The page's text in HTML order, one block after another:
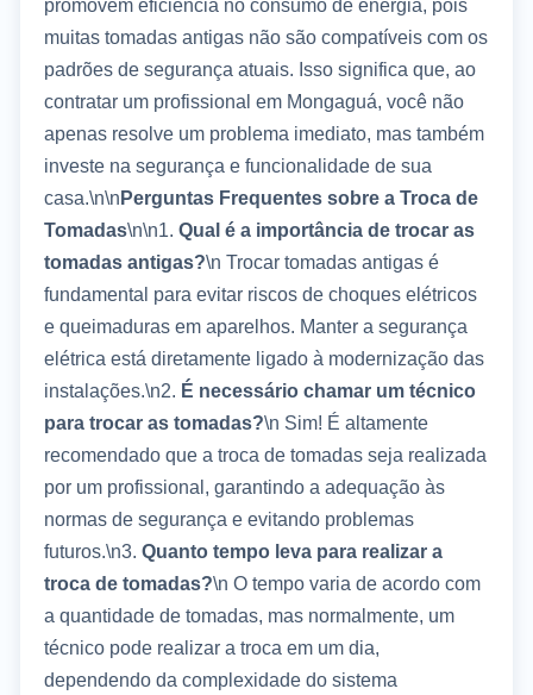
promovem eficiência no consumo de energia, pois
muitas tomadas antigas não são compatíveis com os
padrões de segurança atuais. Isso significa que, ao
contratar um profissional em Mongaguá, você não
apenas resolve um problema imediato, mas também
investe na segurança e funcionalidade de sua
casa.\n\n Perguntas Frequentes sobre a Troca de
Tomadas\n\n1. Qual é a importância de trocar as
tomadas antigas?\n Trocar tomadas antigas é
fundamental para evitar riscos de choques elétricos
e queimaduras em aparelhos. Manter a segurança
elétrica está diretamente ligado à modernização das
instalações.\n2. É necessário chamar um técnico
para trocar as tomadas?\n Sim! É altamente
recomendado que a troca de tomadas seja realizada
por um profissional, garantindo a adequação às
normas de segurança e evitando problemas
futuros.\n3. Quanto tempo leva para realizar a
troca de tomadas?\n O tempo varia de acordo com
a quantidade de tomadas, mas normalmente, um
técnico pode realizar a troca em um dia,
dependendo da complexidade do sistema